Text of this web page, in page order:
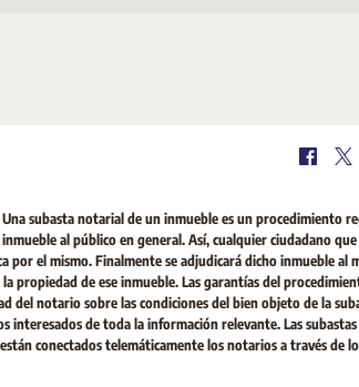
subasta notarial de un inmueble es un procedimiento
al público en general. Así, cualquier ciudadano
el mismo. Finalmente se adjudicará dicho inmueble al
propiedad de ese inmueble. Las garantías del
del notario sobre las condiciones del bien objeto de la
interesados de toda la información relevante. Las subastas
conectados telemáticamente los notarios a través de